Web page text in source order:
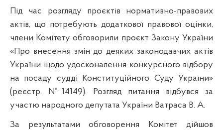
Під час розгляду проєктів нормативно-правових
актів, що потребують додаткової правової оцінки,
члени Комітету обговорили проєкт Закону України
«Про внесення змін до деяких законодавчих актів
України щодо удосконалення конкурсного відбору
на посаду судді Конституційного Суду України»
(реєстр. №14149). Розгляд питання відбувся за
участю народного депутата України Ватраса В. А.
За результатами обговорення Комітет дійшов